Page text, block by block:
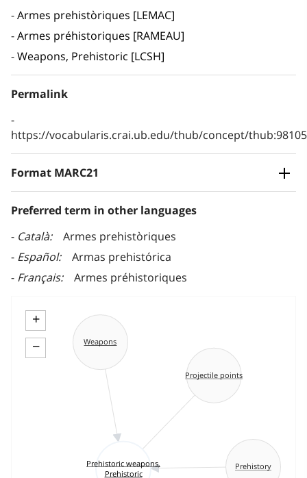
Armes prehistòriques [LEMAC]
Armes préhistoriques [RAMEAU]
Weapons, Prehistoric [LCSH]
Permalink
https://vocabularis.crai.ub.edu/thub/concept/
Format MARC21
Preferred term in other languages
Català
Armes prehistòriques
Español
Armas prehistórica
Français
Armes préhistoriques
+
−
Prehistory
Weapons
Prehistoric weapons,
Prehistoric
Projectile points